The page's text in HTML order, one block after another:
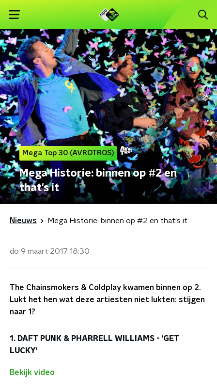
Mega Top 30 (AVROTROS)
Mega Historie: binnen op #2 en
that's it
Nieuws Mega Historie: binnen op #2 en that's it
do 9 maart 2017 18:30
The Chainsmokers & Coldplay kwamen binnen op 2.
Lukt het hen wat deze artiesten niet lukten: stijgen
naar 1?
1. DAFT PUNK & PHARRELL WILLIAMS - 'GET
LUCKY'
Bekijk video